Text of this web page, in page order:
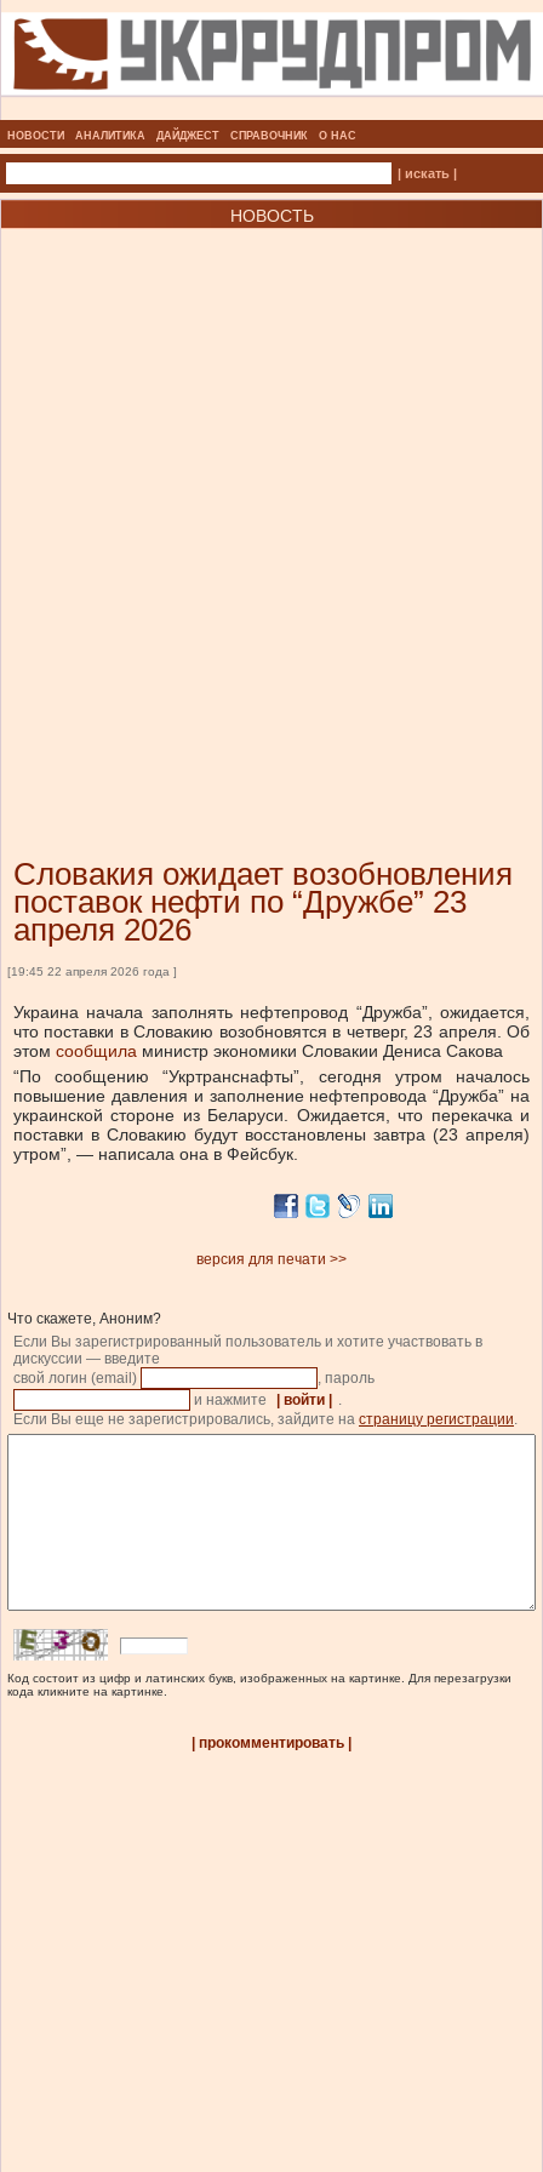
НОВОСТИ АНАЛИТИКА ДАЙДЖЕСТ СПРАВОЧНИК О НАС
| искать |
НОВОСТЬ
Словакия ожидает возобновления
поставок нефти по “Дружбе” 23
апреля 2026
[19:45 22 апреля 2026 года ]
Украина начала заполнять нефтепровод “Дружба”, ожидается,
что поставки в Словакию возобновятся в четверг, 23 апреля. Об
этом сообщила министр экономики Словакии Дениса Сакова
“По сообщению “Укртранснафты”, сегодня утром началось
повышение давления и заполнение нефтепровода “Дружба” на
украинской стороне из Беларуси. Ожидается, что перекачка и
поставки в Словакию будут восстановлены завтра (23 апреля)
утром”, — написала она в Фейсбук.
версия для печати >>
Что скажете, Аноним?
Если Вы зарегистрированный пользователь и хотите участвовать в
дискуссии — введите
свой логин (email)
, пароль
и нажмите
| войти |
.
Если Вы еще не зарегистрировались, зайдите на страницу регистрации.
Код состоит из цифр и латинских букв, изображенных на картинке. Для перезагрузки
кода кликните на картинке.
| прокомментировать |